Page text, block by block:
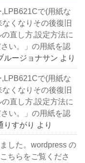
で(用紙な
くなりその後復旧
直し方,設定方法に
い。」の用紙を認
ルージョナサン より
で(用紙な
くなりその後復旧
直し方,設定方法に
い。」の用紙を認
りすがり より
した。wordpress の
ちらをご覧くださ